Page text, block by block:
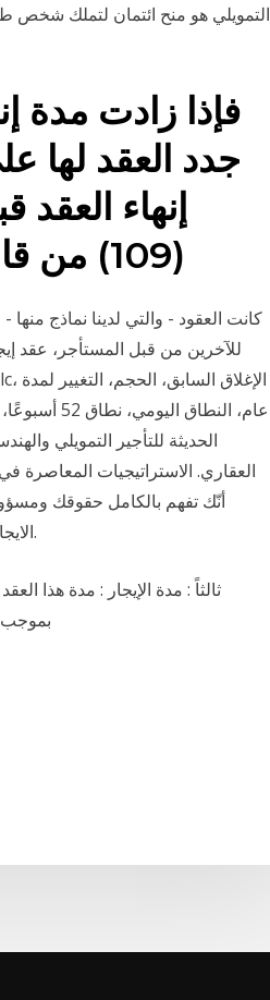
التمويلي هو منح ائتمان لتملك شخص
فإذا زادت مدة
جدد العقد لها
إنهاء العقد
(109) من قانون العمل رقم 12 لسنة 2003.)
كانت العقود - والتي لدينا نماذج
للآخرين من قبل المستأجر، عقد
عام،
الحديثة للتأجير التمويلي
العقاري. الاستراتيجيات المعاصرة
أنّك تفهم بالكامل حقوقك
الايجارات دبي . واحرص أيضاً على أن تكون التزامات صاحب العقار واضحة.
ثالثاً : مدة الإيجار : مدة هذا